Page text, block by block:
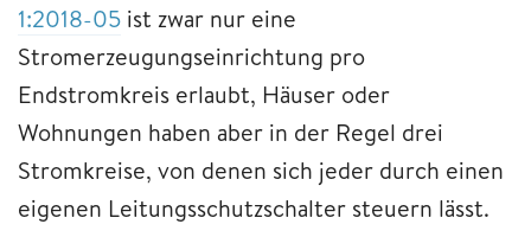
1:2018-05 ist zwar nur eine
Stromerzeugungseinrichtung pro
Endstromkreis erlaubt, Häuser oder
Wohnungen haben aber in der Regel drei
Stromkreise, von denen sich jeder durch einen
eigenen Leitungsschutzschalter steuern lässt.